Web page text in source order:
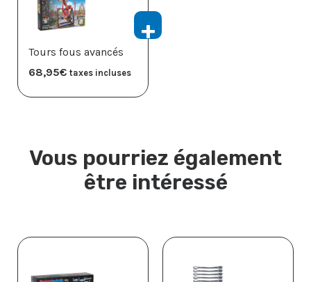
Tours fous avancés
68,95€ taxes incluses
Vous pourriez également
être intéressé